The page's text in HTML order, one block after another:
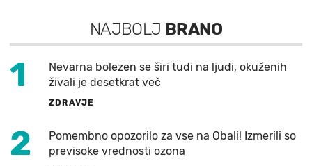
NAJBOLJ BRANO
1
Nevarna bolezen se širi tudi na ljudi, okuženih
živali je desetkrat več
ZDRAVJE
2
Pomembno opozorilo za vse na Obali! Izmerili so
previsoke vrednosti ozona